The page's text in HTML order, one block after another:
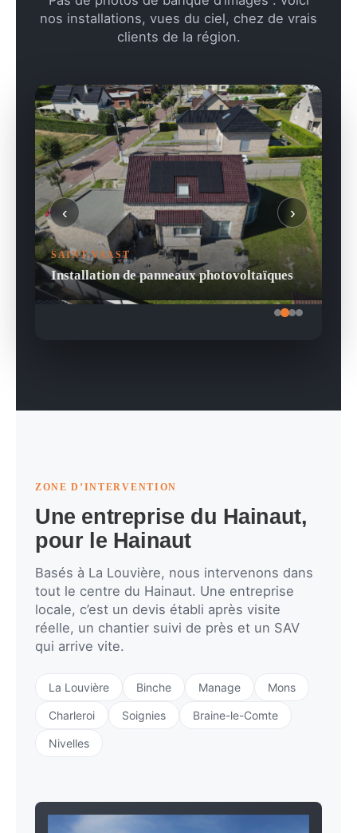
nos installations, vues du ciel, chez de vrais
clients de la région.
SAINT-VAAST
Installation de panneaux photovoltaïques
‹ ›
ZONE D’INTERVENTION
Une entreprise du Hainaut,
pour le Hainaut
Basés à La Louvière, nous intervenons dans
tout le centre du Hainaut. Une entreprise
locale, c’est un devis établi après visite
réelle, un chantier suivi de près et un SAV
qui arrive vite.
La Louvière Binche Manage Mons
Charleroi Soignies Braine-le-Comte
Nivelles